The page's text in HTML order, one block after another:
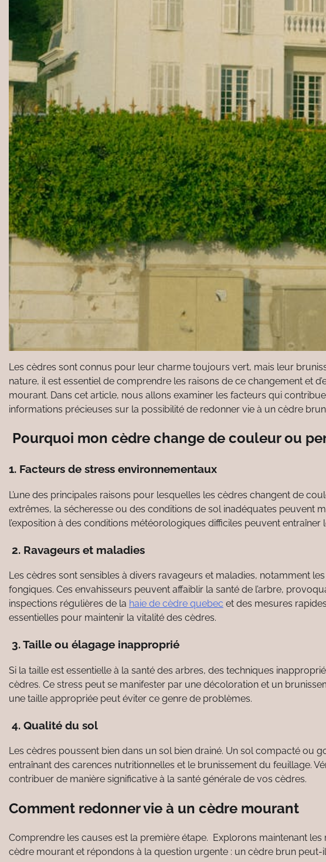
Les cèdres sont connus pour leur charme toujours vert, mais leur
nature, il est essentiel de comprendre les raisons de ce changement et
mourant. Dans cet article, nous allons examiner les facteurs qui
informations précieuses sur la possibilité de redonner vie à un cèdre
Pourquoi mon cèdre change de couleur ou
1. Facteurs de stress environnementaux
L’une des principales raisons pour lesquelles les cèdres changent de
extrêmes, la sécheresse ou des conditions de sol inadéquates peuvent
l’exposition à des conditions météorologiques difficiles peuvent
2. Ravageurs et maladies
Les cèdres sont sensibles à divers ravageurs et maladies, notamment
fongiques. Ces envahisseurs peuvent affaiblir la santé de l’arbre,
inspections régulières de la haie de cèdre quebec et des mesures
essentielles pour maintenir la vitalité des cèdres.
3. Taille ou élagage inapproprié
Si la taille est essentielle à la santé des arbres, des techniques
cèdres. Ce stress peut se manifester par une décoloration et un
une taille appropriée peut éviter ce genre de problèmes.
4. Qualité du sol
Les cèdres poussent bien dans un sol bien drainé. Un sol compacté ou
entraînant des carences nutritionnelles et le brunissement du feuillage.
contribuer de manière significative à la santé générale de vos cèdres.
Comment redonner vie à un cèdre mourant
Comprendre les causes est la première étape. Explorons maintenant
cèdre mourant et répondons à la question urgente : un cèdre brun peut-